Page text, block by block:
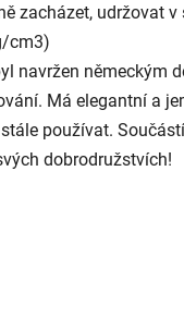
zacházet, udržovat
cm3)
navržen německým
Má elegantní a
používat.
dobrodružstvích!